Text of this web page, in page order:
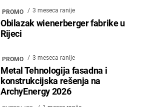
PROMO 3 meseca ranije
Obilazak wienerberger fabrike u
Rijeci
PROMO 3 meseca ranije
Metal Tehnologija fasadna i
konstrukcijska rešenja na
ArchyEnergy 2026